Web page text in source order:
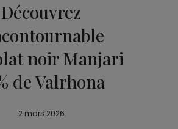
Découvrez
noir Manjari
de Valrhona
2 mars 2026